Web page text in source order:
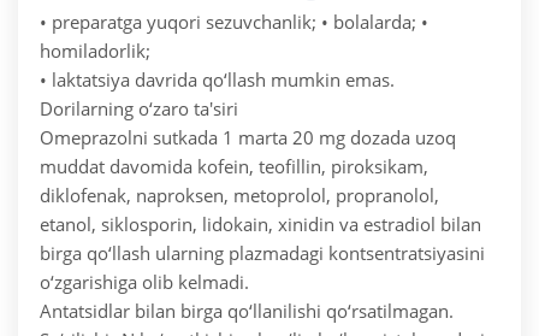
• preparatga yuqori sezuvchanlik; • bolalarda; •
homiladorlik;
• laktatsiya davrida qo‘llash mumkin emas.
Dorilarning o‘zaro ta'siri
Omeprazolni sutkada 1 marta 20 mg dozada uzoq
muddat davomida kofein, teofillin, piroksikam,
diklofenak, naproksen, metoprolol, propranolol,
etanol, siklosporin, lidokain, xinidin va estradiol bilan
birga qo‘llash ularning plazmadagi kontsentratsiyasini
o‘zgarishiga olib kelmadi.
Antatsidlar bilan birga qo‘llanilishi qo‘rsatilmagan.